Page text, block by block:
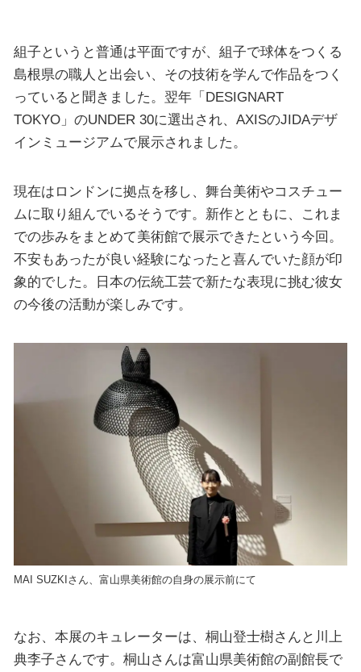
組子というと普通は平面ですが、組子で球体をつくる
島根県の職人と出会い、その技術を学んで作品をつく
っていると聞きました。翌年「DESIGNART
TOKYO」のUNDER 30に選出され、AXISのJIDAデザ
インミュージアムで展示されました。
現在はロンドンに拠点を移し、舞台美術やコスチュー
ムに取り組んでいるそうです。新作とともに、これま
での歩みをまとめて美術館で展示できたという今回。
不安もあったが良い経験になったと喜んでいた顔が印
象的でした。日本の伝統工芸で新たな表現に挑む彼女
の今後の活動が楽しみです。
MAI SUZKIさん、富山県美術館の自身の展示前にて
なお、本展のキュレーターは、桐山登士樹さんと川上
典李子さんです。桐山さんは富山県美術館の副館長で